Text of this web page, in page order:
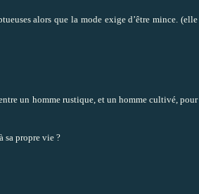
alors que la mode exige d’être mince. (elle
un homme rustique, et un homme cultivé, pour
sa propre vie ?